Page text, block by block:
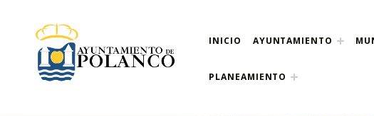
ayuntamiento de polanco
AYUNTAMIENTO DE POLANCO
INICIO AYUNTAMIENTO
PLANEAMIENTO